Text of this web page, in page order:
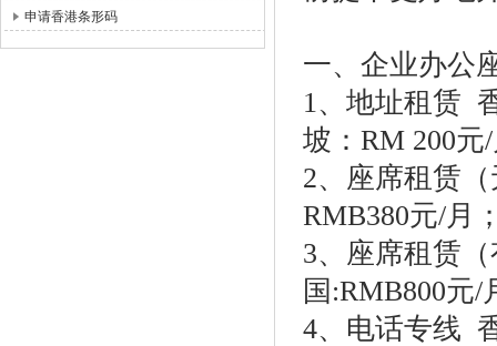
申请香港条形码
一、企业办公
1、地址租赁
坡：RM 200元
2、座席租赁
RMB380元/月
3、座席租赁
国:RMB800元
4、电话专线